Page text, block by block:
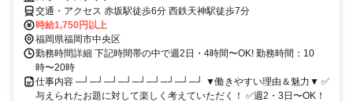
交通・アクセス 赤坂駅徒歩6分 西鉄天神駅徒歩7分
時給1,750円以上
福岡県福岡市中央区
勤務時間詳細 下記時間帯の中で週2日・4時間〜OK! 勤務時間：10
時〜20時
仕事内容 ─┘─┘─┘─┘─┘─┘─┘─┘─┘ ▼働きやすい理由＆魅力▼ ✅
与えられたお題に対して楽しく考えていただく！ ✅週2・3日〜OK！